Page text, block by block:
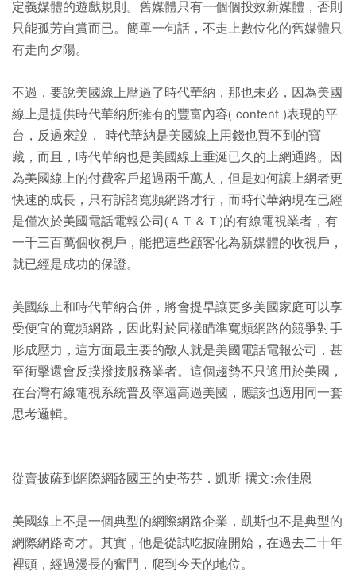
定義媒體的遊戲規則。舊媒體只有一個個投效新媒體，否則
只能孤芳自賞而已。簡單一句話，不走上數位化的舊媒體只
有走向夕陽。
不過，要說美國線上壓過了時代華納，那也未必，因為美國
線上是提供時代華納所擁有的豐富內容( content )表現的平
台，反過來說， 時代華納是美國線上用錢也買不到的寶
藏，而且，時代華納也是美國線上垂涎已久的上網通路。因
為美國線上的付費客戶超過兩千萬人，但是如何讓上網者更
快速的成長，只有訴諸寬頻網路才行，而時代華納現在已經
是僅次於美國電話電報公司(ＡＴ＆Ｔ)的有線電視業者，有
一千三百萬個收視戶，能把這些顧客化為新媒體的收視戶，
就已經是成功的保證。
美國線上和時代華納合併，將會提早讓更多美國家庭可以享
受便宜的寬頻網路，因此對於同樣瞄準寬頻網路的競爭對手
形成壓力，這方面最主要的敵人就是美國電話電報公司，甚
至衝擊還會反撲撥接服務業者。這個趨勢不只適用於美國，
在台灣有線電視系統普及率遠高過美國，應該也適用同一套
思考邏輯。
從賣披薩到網際網路國王的史蒂芬．凱斯 撰文:余佳恩
美國線上不是一個典型的網際網路企業，凱斯也不是典型的
網際網路奇才。其實，他是從試吃披薩開始，在過去二十年
裡頭，經過漫長的奮鬥，爬到今天的地位。